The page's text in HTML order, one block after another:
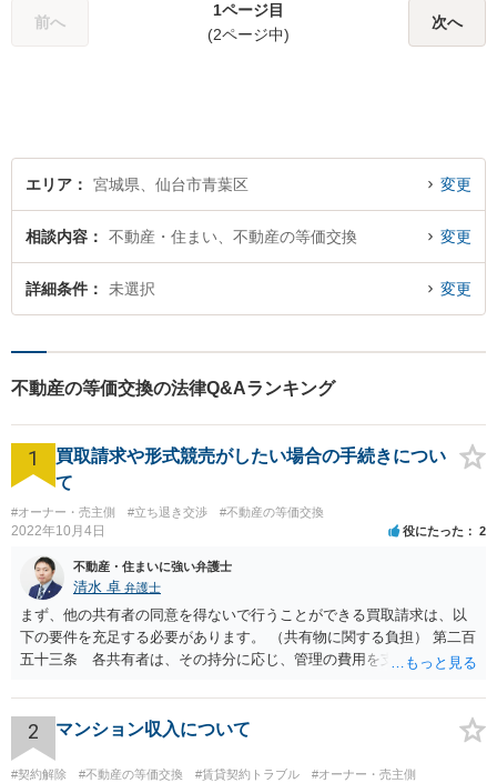
て暮らせるよう少しでも力に
なりたいと思っています。法
前へ
1ページ目
(2ページ中)
次へ
エリア 宮城県、仙台市青葉区 変更
相談内容 不動産・住まい、不動産の等価交換 変更
詳細条件 未選択 変更
不動産の等価交換の法律Q&Aランキング
1
買取請求や形式競売がしたい場合の手続きについ
て
#オーナー・売主側 #立ち退き交渉 #不動産の等価交換
2022年10月4日 役にたった 2
不動産・住まいに強い弁護士
清水 卓 弁護士
まず、他の共有者の同意を得ないで行うことができる買取請求は、以
下の要件を充足する必要があります。 （共有物に関する負担） 第二百
五十三条 各共有者は、その持分に応じ、管理の費用を支払い、その
履行しないときは、他の共有者は、相当の償金を支払ってその者の持
分を取得することができる。 次に、共有物分割請求訴訟を提起した
場合、他の共有者と和解ができれば、その和解内容に基づき解決とな
り、和解ができなければ、判決による解決となります。 ただ、判決
2 マンション収入について
#契約解除 #不動産の等価交換 #賃貸契約トラブル #オーナー・売主側